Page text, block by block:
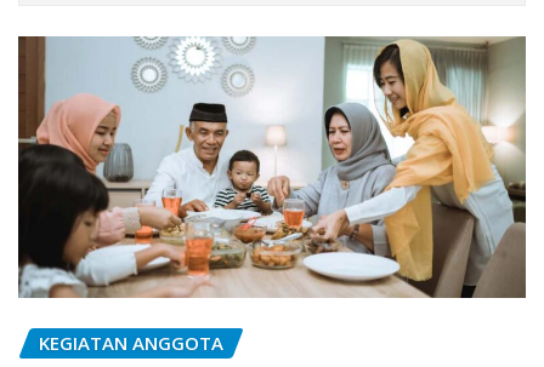
KEGIATAN ANGGOTA